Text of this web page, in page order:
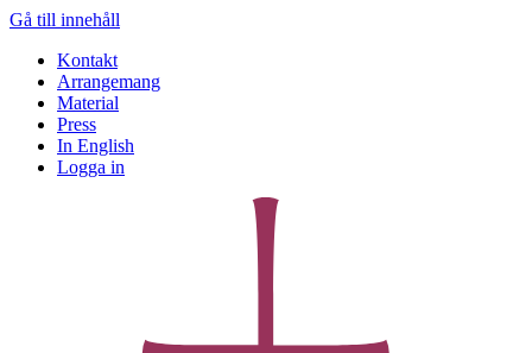
Gå till innehåll
Kontakt
Arrangemang
Material
Press
In English
Logga in